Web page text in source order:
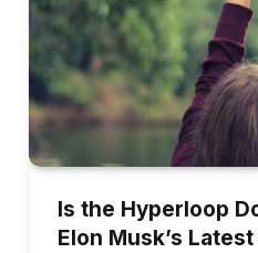
Is the Hyperloop
Elon Musk’s